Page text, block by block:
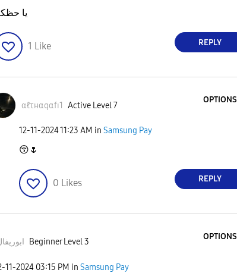
يا
1 Like REPLY
αℓτнαqαfɪ1 Active Level 7
OPTIONS
‎12-11-202411:23 AM in Samsung Pay
😚 🌷
0 Likes REPLY
Beginner Level 3
OPTIONS
11-2024 03:15 PM in Samsung Pay